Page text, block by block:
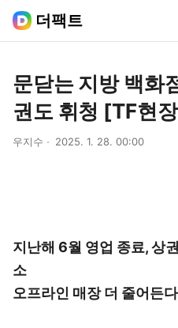
더팩트
문닫는 지방 백화
권도 휘청 [TF현
우지수 2025. 1. 28. 00:00
지난해 6월 영업 종료, 상
소
오프라인 매장 더 줄어든